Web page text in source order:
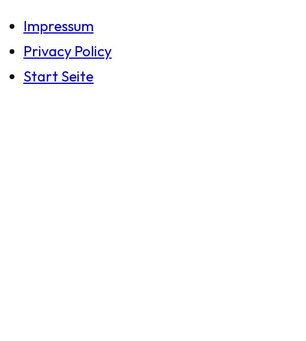
Impressum
Privacy Policy
Start Seite